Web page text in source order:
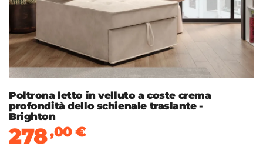
Poltrona letto in velluto a coste crema
profondità dello schienale traslante -
Brighton
278,00€